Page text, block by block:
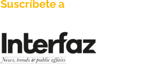
Suscríbete a